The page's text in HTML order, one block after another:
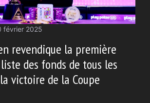
février 2025
revendique la première
des fonds de tous les
victoire de la Coupe